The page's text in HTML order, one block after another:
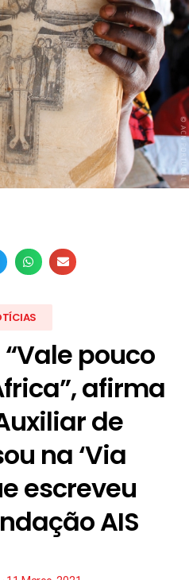
“Vale pouco
afirma
de
na ‘Via
escreveu
AIS